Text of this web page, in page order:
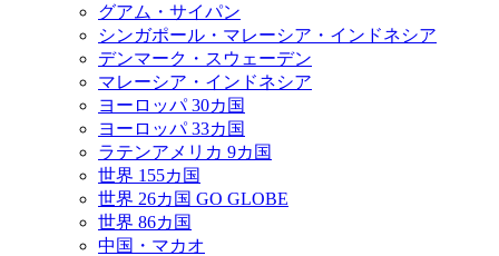
グアム・サイパン
シンガポール・マレーシア・インドネシア
デンマーク・スウェーデン
マレーシア・インドネシア
ヨーロッパ 30カ国
ヨーロッパ 33カ国
ラテンアメリカ 9カ国
世界 155カ国
世界 26カ国 GO GLOBE
世界 86カ国
中国・マカオ